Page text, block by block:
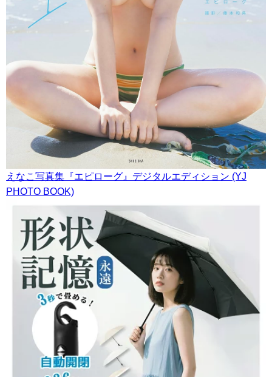
えなこ写真集『エピローグ』デジタルエディション (YJ
PHOTO BOOK)